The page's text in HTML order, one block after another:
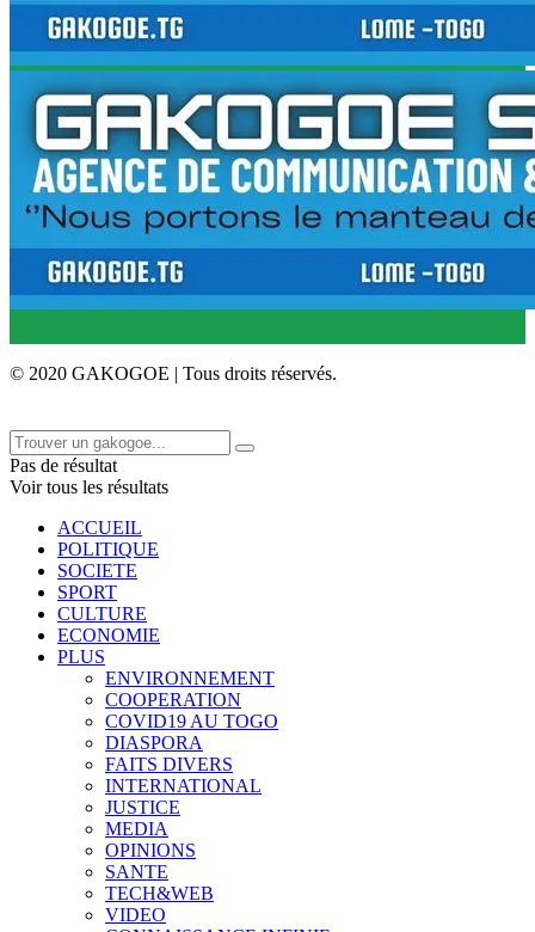
© 2020 GAKOGOE | Tous droits réservés.
Pas de résultat
Voir tous les résultats
ACCUEIL
POLITIQUE
SOCIETE
SPORT
CULTURE
ECONOMIE
PLUS
ENVIRONNEMENT
COOPERATION
COVID19 AU TOGO
DIASPORA
FAITS DIVERS
INTERNATIONAL
JUSTICE
MEDIA
OPINIONS
SANTE
TECH&WEB
VIDEO